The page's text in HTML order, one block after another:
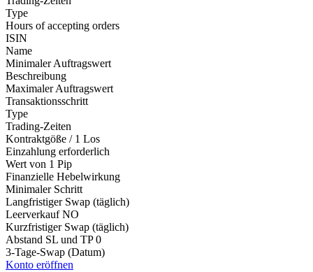
Type
Hours of accepting orders
ISIN
Name
Minimaler Auftragswert
Beschreibung
Maximaler Auftragswert
Transaktionsschritt
Type
Trading-Zeiten
Kontraktgöße / 1 Los
Einzahlung erforderlich
Wert von 1 Pip
Finanzielle Hebelwirkung
Minimaler Schritt
Langfristiger Swap (täglich)
Leerverkauf NO
Kurzfristiger Swap (täglich)
Abstand SL und TP 0
3-Tage-Swap (Datum)
Konto eröffnen